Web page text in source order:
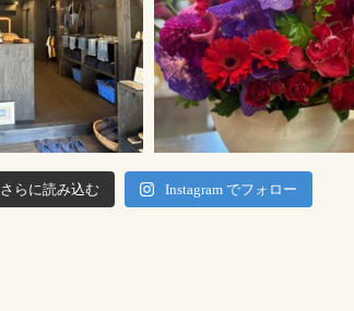
さらに読み込む Instagram でフォロー